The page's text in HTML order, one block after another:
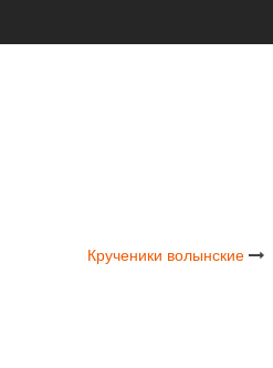
Крученики волынские